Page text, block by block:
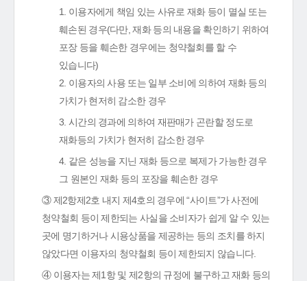
1. 이용자에게 책임 있는 사유로 재화 등이 멸실 또는
훼손된 경우(다만, 재화 등의 내용을 확인하기 위하여
포장 등을 훼손한 경우에는 청약철회를 할 수
있습니다)
2. 이용자의 사용 또는 일부 소비에 의하여 재화 등의
가치가 현저히 감소한 경우
3. 시간의 경과에 의하여 재판매가 곤란할 정도로
재화등의 가치가 현저히 감소한 경우
4. 같은 성능을 지닌 재화 등으로 복제가 가능한 경우
그 원본인 재화 등의 포장을 훼손한 경우
③ 제2항제2호 내지 제4호의 경우에 “사이트”가 사전에
청약철회 등이 제한되는 사실을 소비자가 쉽게 알 수 있는
곳에 명기하거나 시용상품을 제공하는 등의 조치를 하지
않았다면 이용자의 청약철회 등이 제한되지 않습니다.
④ 이용자는 제1항 및 제2항의 규정에 불구하고 재화 등의